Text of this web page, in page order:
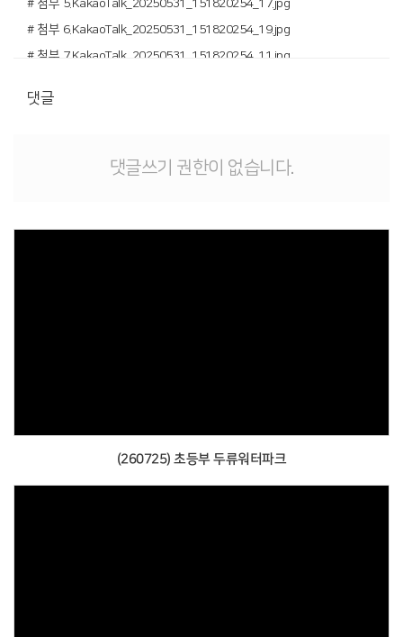
# 첨부 5.KakaoTalk_20250531_151820254_17.jpg
# 첨부 6.KakaoTalk_20250531_151820254_19.jpg
# 첨부 7.KakaoTalk_20250531_151820254_11.jpg
# 첨부 9.KakaoTalk_20250531_151820254_07.jpg
댓글
댓글쓰기 권한이 없습니다.
(260725) 초등부 두류워터파크